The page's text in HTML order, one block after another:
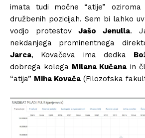
imata tudi močne “atije”
družbenih pozicijah. Sem bi lahko
vodjo protestovJašo Jenulla.
nekdanjega prominentnega
Jarca, Kovačeva ima dedka
dobrega kolega Milana Kučana in
“atija” Miha Kovača (Filozofska